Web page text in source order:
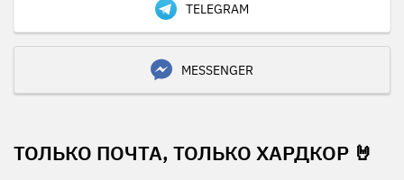
TELEGRAM
MESSENGER
ТОЛЬКО ПОЧТА, ТОЛЬКО ХАРДКОР 🤘